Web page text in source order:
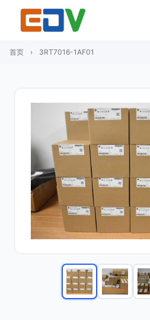
首页 › 3RT7016-1AF01